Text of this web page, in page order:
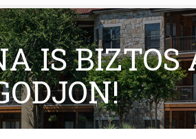
IS BIZTOS